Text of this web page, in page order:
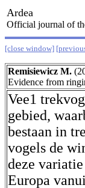
Ardea
Official journal of
[close window]
Remisiewicz M.
Evidence from
Vee1
gebied,
bestaan in
vogels de
deze
Europa